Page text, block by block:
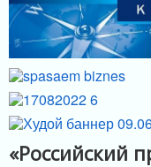
«Российский